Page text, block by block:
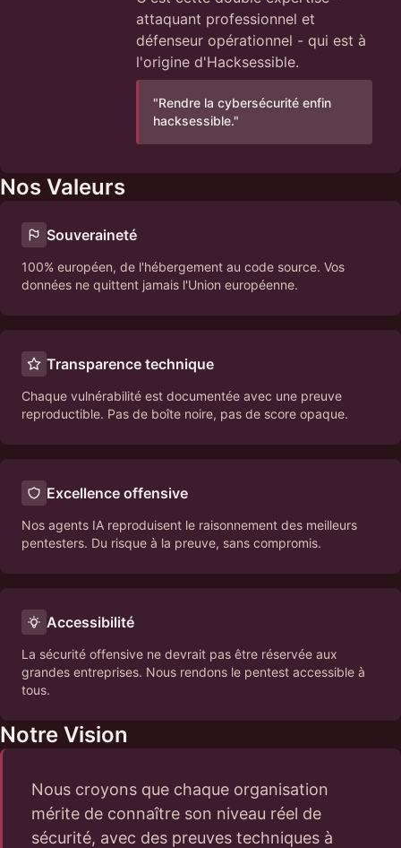
attaquant professionnel et
défenseur opérationnel - qui est à
l'origine d'Hacksessible.
"Rendre la cybersécurité enfin
hacksessible."
Nos Valeurs
Souveraineté
100% européen, de l'hébergement au code source. Vos
données ne quittent jamais l'Union européenne.
Transparence technique
Chaque vulnérabilité est documentée avec une preuve
reproductible. Pas de boîte noire, pas de score opaque.
Excellence offensive
Nos agents IA reproduisent le raisonnement des meilleurs
pentesters. Du risque à la preuve, sans compromis.
Accessibilité
La sécurité offensive ne devrait pas être réservée aux
grandes entreprises. Nous rendons le pentest accessible à
tous.
Notre Vision
Nous croyons que chaque organisation
mérite de connaître son niveau réel de
sécurité, avec des preuves techniques à